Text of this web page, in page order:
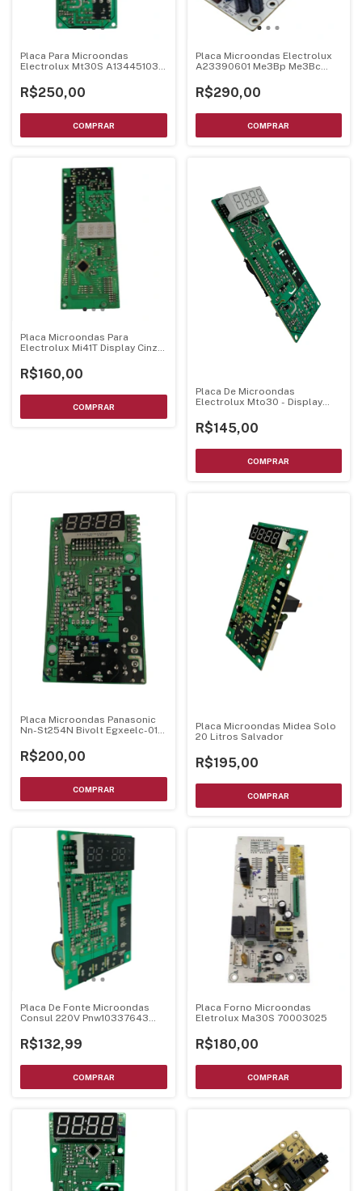
Placa Para Microondas
Electrolux Mt30S A13445103
R$250,00
Placa Microondas Electrolux
A23390601 Me3Bp Me3Bc
R$290,00
Placa Microondas Para
Electrolux Mi41T Display Cinza
R$160,00
Placa De Microondas
Electrolux Mto30 - Display
R$145,00
Placa Microondas Panasonic
Nn-St254N Bivolt Egxeelc-01-
R$200,00
Placa Microondas Midea Solo
20 Litros Salvador
R$195,00
Placa De Fonte Microondas
Consul 220V Pnw10337643
R$132,99
Placa Forno Microondas
Eletrolux Ma30S 70003025
R$180,00